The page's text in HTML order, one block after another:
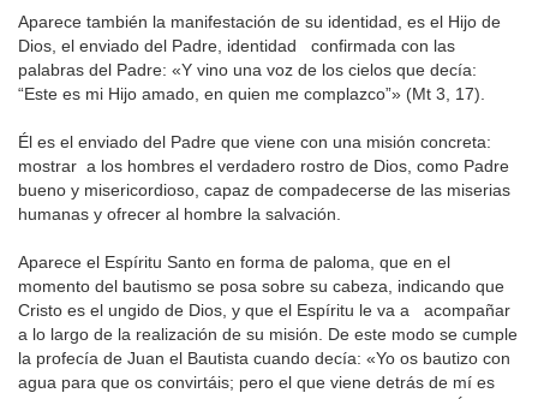
Aparece también la manifestación de su identidad, es el Hijo de
Dios, el enviado del Padre, identidad confirmada con las
palabras del Padre: «Y vino una voz de los cielos que decía:
“Este es mi Hijo amado, en quien me complazco”» (Mt 3, 17).
Él es el enviado del Padre que viene con una misión concreta:
mostrar a los hombres el verdadero rostro de Dios, como Padre
bueno y misericordioso, capaz de compadecerse de las miserias
humanas y ofrecer al hombre la salvación.
Aparece el Espíritu Santo en forma de paloma, que en el
momento del bautismo se posa sobre su cabeza, indicando que
Cristo es el ungido de Dios, y que el Espíritu le va a acompañar
a lo largo de la realización de su misión. De este modo se cumple
la profecía de Juan el Bautista cuando decía: «Yo os bautizo con
agua para que os convirtáis; pero el que viene detrás de mí es